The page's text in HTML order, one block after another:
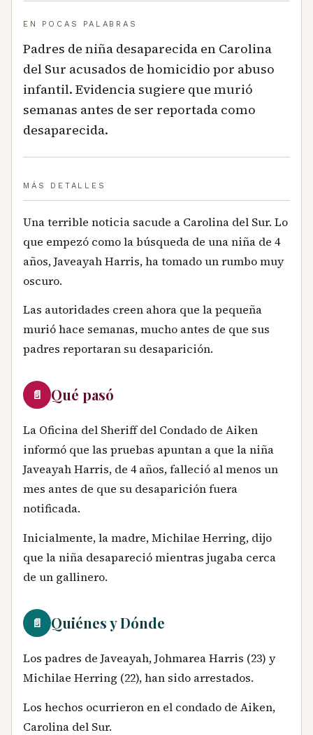
EN POCAS PALABRAS
Padres de niña desaparecida en Carolina
del Sur acusados de homicidio por abuso
infantil. Evidencia sugiere que murió
semanas antes de ser reportada como
desaparecida.
MÁS DETALLES
Una terrible noticia sacude a Carolina del Sur. Lo
que empezó como la búsqueda de una niña de 4
años, Javeayah Harris, ha tomado un rumbo muy
oscuro.
Las autoridades creen ahora que la pequeña
murió hace semanas, mucho antes de que sus
padres reportaran su desaparición.
📄 Qué pasó
La Oficina del Sheriff del Condado de Aiken
informó que las pruebas apuntan a que la niña
Javeayah Harris, de 4 años, falleció al menos un
mes antes de que su desaparición fuera
notificada.
Inicialmente, la madre, Michilae Herring, dijo
que la niña desapareció mientras jugaba cerca
de un gallinero.
📄 Quiénes y Dónde
Los padres de Javeayah, Johmarea Harris (23) y
Michilae Herring (22), han sido arrestados.
Los hechos ocurrieron en el condado de Aiken,
Carolina del Sur.